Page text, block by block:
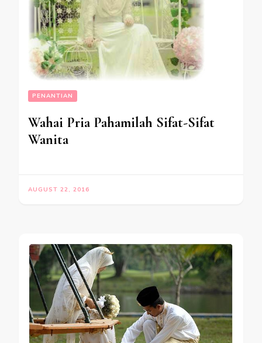
PENANTIAN
Wahai Pria Pahamilah Sifat-Sifat
Wanita
AUGUST 22, 2016